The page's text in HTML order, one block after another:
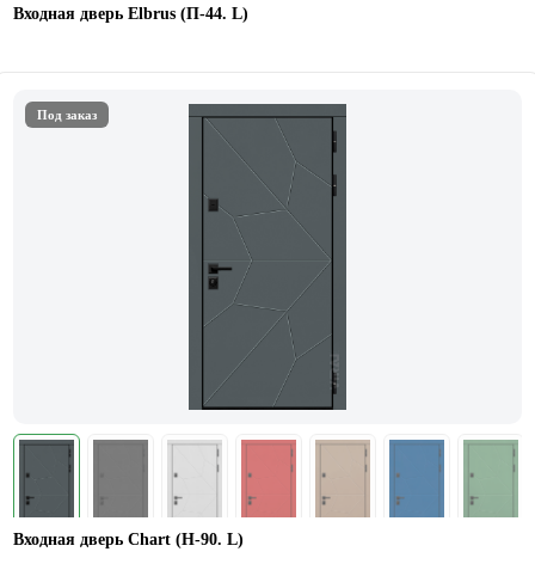
Входная дверь Elbrus (П-44. L)
Под заказ
Входная дверь Chart (Н-90. L)